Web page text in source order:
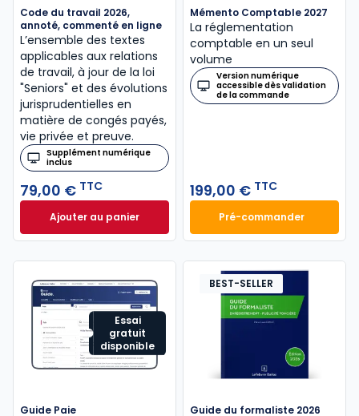
Code du travail 2026,
annoté, commenté en ligne
L’ensemble des textes
applicables aux relations
de travail, à jour de la loi
"Seniors" et des évolutions
jurisprudentielles en
matière de congés payés,
vie privée et preuve.
Supplément numérique
inclus
79,00 € TTC
Ajouter au panierCode du travail 2026, annoté, commenté en ligne à
Mémento Comptable 2027
La réglementation
comptable en un seul
volume
Version numérique
accessible dès validation
de la commande
199,00 € TTC
Pré-commander
Mémento
Essai
gratuit
disponible
Guide Paie
BEST-SELLER
Guide du formaliste 2026